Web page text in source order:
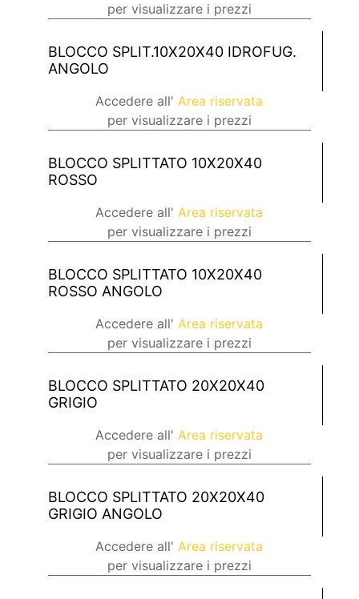
per visualizzare i prezzi
BLOCCO SPLIT.10X20X40 IDROFUG.
ANGOLO
Accedere all'Area riservata
per visualizzare i prezzi
BLOCCO SPLITTATO 10X20X40
ROSSO
Accedere all'Area riservata
per visualizzare i prezzi
BLOCCO SPLITTATO 10X20X40
ROSSO ANGOLO
Accedere all'Area riservata
per visualizzare i prezzi
BLOCCO SPLITTATO 20X20X40
GRIGIO
Accedere all'Area riservata
per visualizzare i prezzi
BLOCCO SPLITTATO 20X20X40
GRIGIO ANGOLO
Accedere all'Area riservata
per visualizzare i prezzi